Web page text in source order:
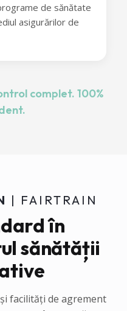
de sănătate
asigurărilor de
complet. 100%
| FAIRTRAIN
în
sănătății
facilități de agrement